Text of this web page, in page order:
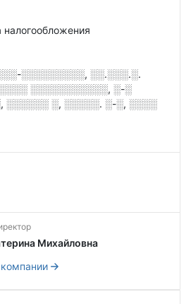
░░░░░░░░░, ░░.░░░.░.
░░░░░░░░░░░, ░-░
░░░░░░ ░, ░░░░░. ░-░, ░░░░
Михайловна